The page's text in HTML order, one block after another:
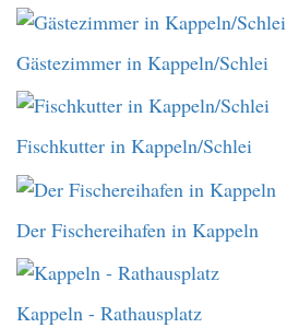
Gästezimmer in Kappeln/Schlei
Fischkutter in Kappeln/Schlei
Der Fischereihafen in Kappeln
Kappeln - Rathausplatz